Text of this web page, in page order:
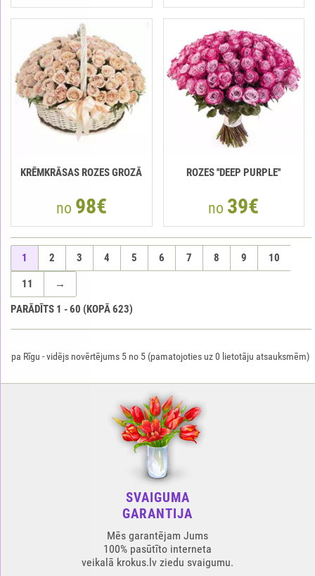
KRĒMKRĀSAS ROZES GROZĀ
no 98€
ROZES ''DEEP PURPLE''
no 39€
1 2 3 4 5 6 7 8 9 10
11
→
PARĀDĪTS 1 -60 (KOPĀ623)
pa Rīgu -vidējs novērtējums 5 no 5 (pamatojoties uz0 lietotāju atsauksmēm)
SVAIGUMA
GARANTIJA
Mēs garantējam Jums
100% pasūtīto interneta
veikalā krokus.lv ziedu svaigumu.